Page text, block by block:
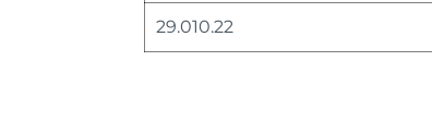
29.010.22